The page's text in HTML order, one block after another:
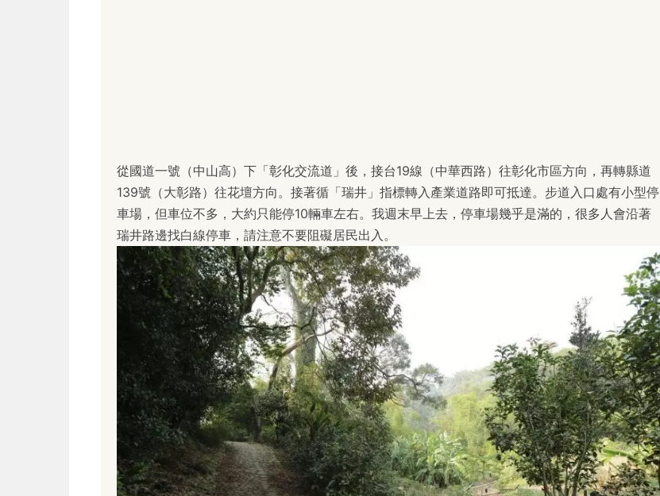
從國道一號（中山高）下「彰化交流道」後，接台19線（中華西路）往彰化市區方向，再轉縣道
139號（大彰路）往花壇方向。接著循「瑞井」指標轉入產業道路即可抵達。步道入口處有小型停
車場，但車位不多，大約只能停10輛車左右。我週末早上去，停車場幾乎是滿的，很多人會沿著
瑞井路邊找白線停車，請注意不要阻礙居民出入。